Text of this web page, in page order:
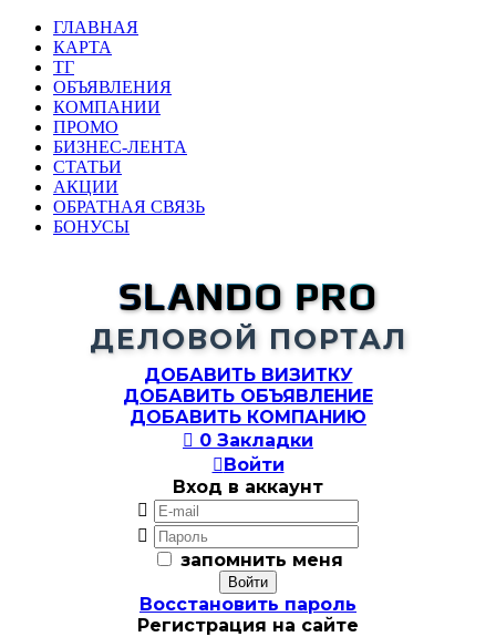
ГЛАВНАЯ
КАРТА
ТГ
ОБЪЯВЛЕНИЯ
КОМПАНИИ
ПРОМО
БИЗНЕС-ЛЕНТА
СТАТЬИ
АКЦИИ
ОБРАТНАЯ СВЯЗЬ
БОНУСЫ
SLANDO PRO
ДЕЛОВОЙ ПОРТАЛ
ДОБАВИТЬ ВИЗИТКУ
ДОБАВИТЬ ОБЪЯВЛЕНИЕ
ДОБАВИТЬ КОМПАНИЮ
 0 Закладки
Войти
Вход в аккаунт


запомнить меня
Восстановить пароль
Регистрация на сайте